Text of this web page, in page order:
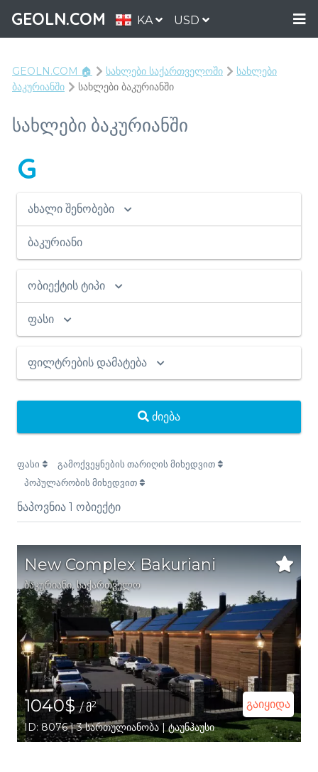
GEOLN.COM KA USD
GEOLN.COM 🏠 სახლები საქართველოში
სახლები
ბაკურიანში
სახლები ბაკურიანში
სახლები ბაკურიანში
G
ახალი შენობები
ბაკურიანი
ობიექტის ტიპი
ფასი
ფილტრების დამატება
ძიება
ფასი
გამოქვეყნების თარიღის მიხედვით
პოპულარობის მიხედვით
ნაპოვნია 1 ობიექტი
New Complex Bakuriani
ბაკურიანი, საქართველო
1040$/ მ2 გაიყიდა
ID: 8076 | 3 სართულიანობა | ტაუნჰაუსი